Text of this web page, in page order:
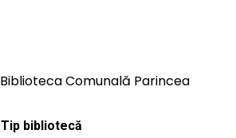
Biblioteca Comunală Parincea
Tip bibliotecă